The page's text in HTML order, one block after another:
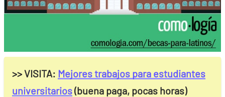
>> VISITA: Mejores trabajos para estudiantes
universitarios(buena paga, pocas horas)